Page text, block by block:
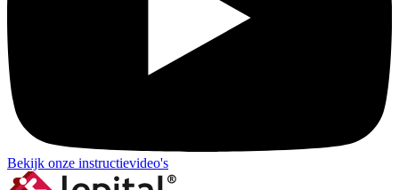
Bekijk onze instructievideo's